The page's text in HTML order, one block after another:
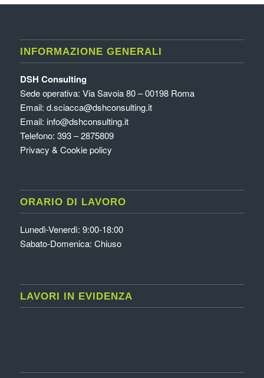
INFORMAZIONE GENERALI
DSH Consulting
Sede operativa: Via Savoia 80 – 00198 Roma
Email: d.sciacca@dshconsulting.it
Email: info@dshconsulting.it
Telefono: 393 – 2875809
Privacy & Cookie policy
ORARIO DI LAVORO
Lunedì-Venerdì: 9:00-18:00
Sabato-Domenica: Chiuso
LAVORI IN EVIDENZA